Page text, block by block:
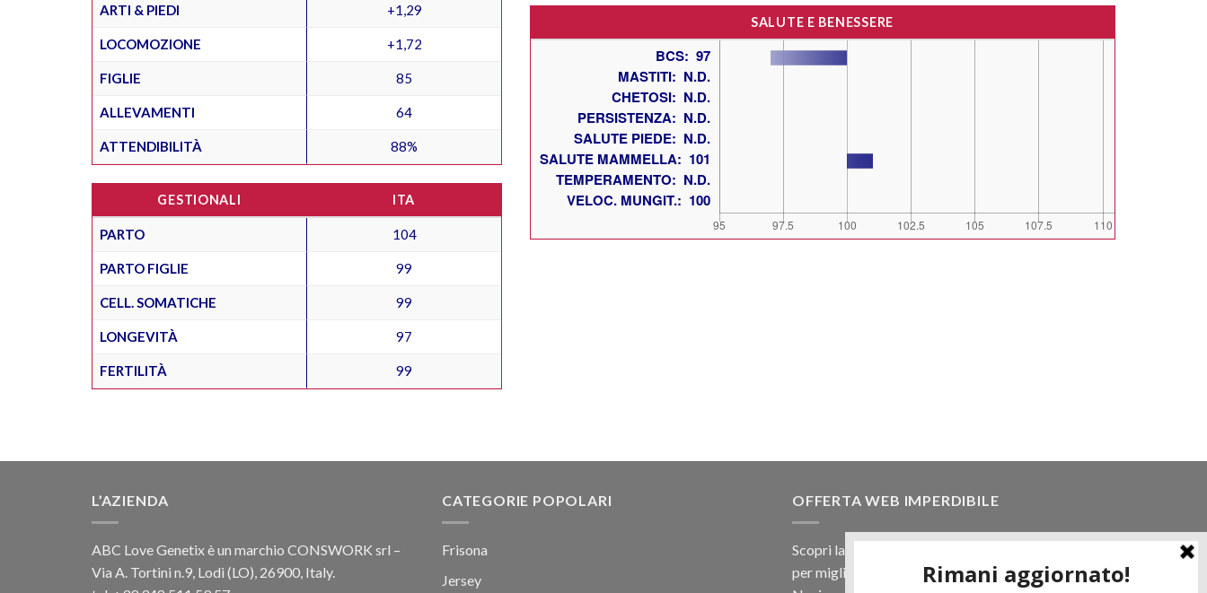
ARTI & PIEDI +1,29
LOCOMOZIONE +1,72
FIGLIE 85
ALLEVAMENTI 64
ATTENDIBILITÀ 88%
GESTIONALI ITA
PARTO 104
PARTO FIGLIE 99
CELL. SOMATICHE 99
LONGEVITÀ 97
FERTILITÀ 99
SALUTE E BENESSERE
L’AZIENDA
ABC Love Genetix è un marchio CONSWORK srl –
Via A. Tortini n.9, Lodi (LO), 26900, Italy.
CATEGORIE POPOLARI
Frisona
Jersey
OFFERTA WEB IMPERDIBILE
Scopri la nostra offerta web! Un prezzo mai visto,
per migliaia di prodotti.